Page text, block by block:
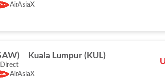
AirAsiaX
Kuala Lumpur (KUL)
Direct
AirAsiaX